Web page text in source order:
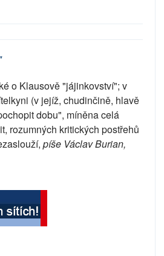
o Klausově "jájinkovství"; v
(v jejíž, chudinčině, hlavě
dobu", míněna celá
rozumných kritických postřehů
píše Václav Burian,